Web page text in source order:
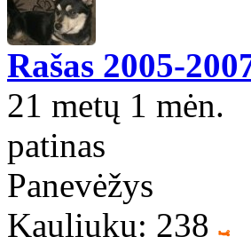
Rašas 2005-
21 metų 1 mėn.
patinas
Panevėžys
Kauliukų: 238